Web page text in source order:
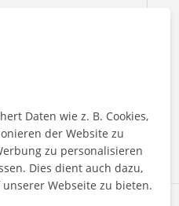
senden
Daten wie z. B. Cookies,
der Website zu
zu personalisieren
Dies dient auch dazu,
Webseite zu bieten.